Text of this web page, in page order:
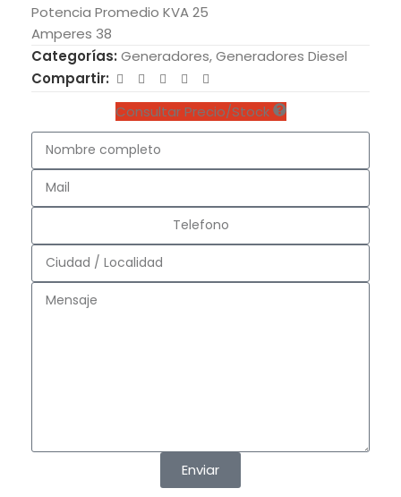
Potencia Promedio KVA 25
Amperes 38
Categorías: Generadores,Generadores Diesel
Compartir:
Consultar Precio/Stock
Enviar